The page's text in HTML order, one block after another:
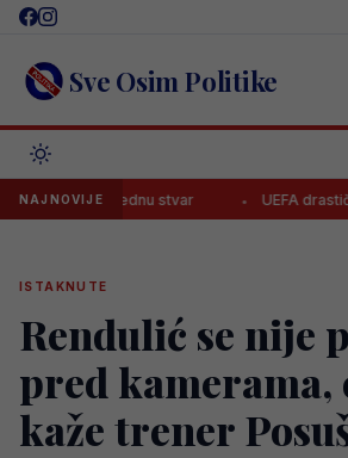
Skip
content Sve Osim Politike
NAJNOVIJE
na jednu stvar UEFA drastično
ISTAKNUTE
Rendulić se nije
pred kamerama,
kaže trener